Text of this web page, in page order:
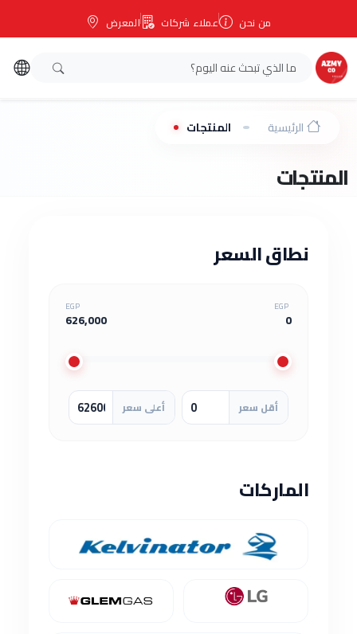
من نحن عملاء شركات المعرض
الرئيسية المنتجات
المنتجات
نطاق السعر
EGP
0
EGP
626,000
أقل سعر أعلى سعر
الماركات